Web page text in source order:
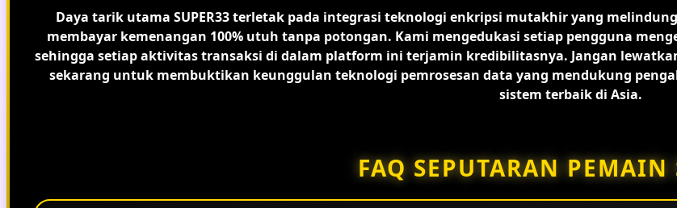
Daya tarik utama SUPER33 terletak pada integrasi teknologi enkripsi mutakhir yang
membayar kemenangan 100% utuh tanpa potongan. Kami mengedukasi setiap pengguna
sehingga setiap aktivitas transaksi di dalam platform ini terjamin kredibilitasnya. Jangan
sekarang untuk membuktikan keunggulan teknologi pemrosesan data yang mendukung
sistem terbaik di Asia.
FAQ SEPUTARAN PEMAIN